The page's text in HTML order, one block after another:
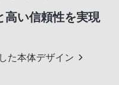
高い信頼性を実現
た本体デザイン